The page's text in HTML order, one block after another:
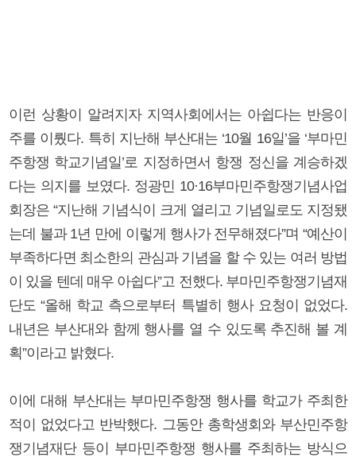
이런 상황이 알려지자 지역사회에서는 아쉽다는 반응이
주를 이뤘다. 특히 지난해 부산대는 ‘10월 16일’을 ‘부마민
주항쟁 학교기념일’로 지정하면서 항쟁 정신을 계승하겠
다는 의지를 보였다. 정광민 10·16부마민주항쟁기념사업
회장은 “지난해 기념식이 크게 열리고 기념일로도 지정됐
는데 불과 1년 만에 이렇게 행사가 전무해졌다”며 “예산이
부족하다면 최소한의 관심과 기념을 할 수 있는 여러 방법
이 있을 텐데 매우 아쉽다”고 전했다. 부마민주항쟁기념재
단도 “올해 학교 측으로부터 특별히 행사 요청이 없었다.
내년은 부산대와 함께 행사를 열 수 있도록 추진해 볼 계
획”이라고 밝혔다.
이에 대해 부산대는 부마민주항쟁 행사를 학교가 주최한
적이 없었다고 반박했다. 그동안 총학생회와 부산민주항
쟁기념재단 등이 부마민주항쟁 행사를 주최하는 방식으